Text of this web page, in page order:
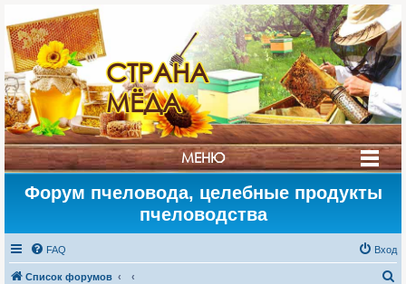
СТРАНА
МЁДА
МЕНЮ
Форум пчеловода, целебные продукты
пчеловодства
FAQ Вход
Список форумов